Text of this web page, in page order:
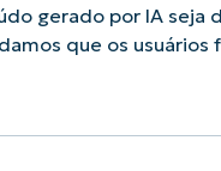
gerado por IA seja
que os usuários